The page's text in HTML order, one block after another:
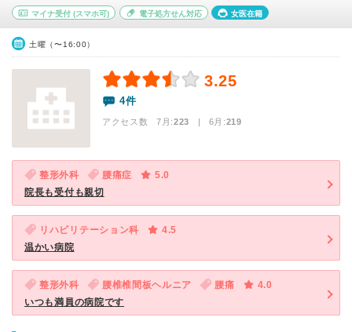
マイナ受付 (スマホ可) 電子処方せん対応 女医在籍
土曜（〜16:00）
3.25
4件
アクセス数 7月:223 | 6月:219
整形外科 腰痛症
5.0
院長も受付も親切
リハビリテーション科
4.5
温かい病院
整形外科 腰椎椎間板ヘルニア 腰痛
4.0
いつも満員の病院です